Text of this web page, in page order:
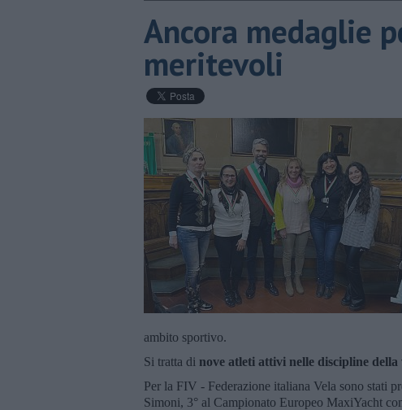
Ancora medaglie
meritevoli
ambito sportivo.
Si tratta di nove atleti attivi nelle discipline
Per la FIV - Federazione italiana Vela sono stati
Simoni, 3° al Campionato Europeo MaxiYacht